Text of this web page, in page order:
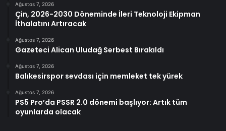
Ağustos 7, 2026
Çin, 2026-2030 Döneminde İleri Teknoloji Ekipman
İthalatını Artıracak
Ağustos 7, 2026
Gazeteci Alican Uludağ Serbest Bırakıldı
Ağustos 7, 2026
Balıkesirspor sevdası için memleket tek yürek
Ağustos 7, 2026
PS5 Pro’da PSSR 2.0 dönemi başlıyor: Artık tüm
oyunlarda olacak